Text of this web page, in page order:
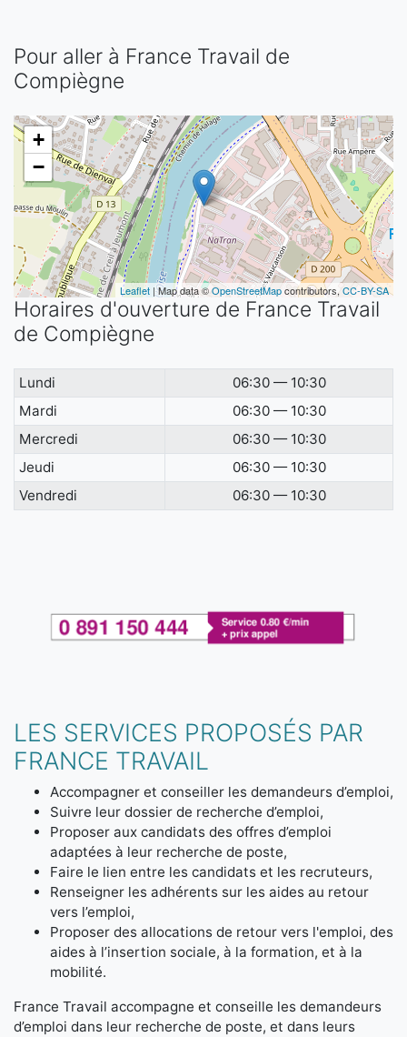
Pour aller à France Travail de
Compiègne
+
−
Leaflet | Map data ©OpenStreetMapcontributors, CC-BY-SA
Horaires d'ouverture de France Travail
de Compiègne
Lundi
06:30 — 10:30
Mardi
06:30 — 10:30
Mercredi
06:30 — 10:30
Jeudi
06:30 — 10:30
Vendredi
06:30 — 10:30
LES SERVICES PROPOSÉS PAR
FRANCE TRAVAIL
Accompagner et conseiller les demandeurs d’emploi,
Suivre leur dossier de recherche d’emploi,
Proposer aux candidats des offres d’emploi
adaptées à leur recherche de poste,
Faire le lien entre les candidats et les recruteurs,
Renseigner les adhérents sur les aides au retour
vers l’emploi,
Proposer des allocations de retour vers l'emploi, des
aides à l’insertion sociale, à la formation, et à la
mobilité.
France Travail accompagne et conseille les demandeurs
d’emploi dans leur recherche de poste, et dans leurs